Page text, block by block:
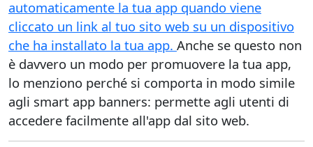
automaticamente la tua app quando viene
cliccato un link al tuo sito web su un dispositivo
che ha installato la tua app. Anche se questo non
è davvero un modo per promuovere la tua app,
lo menziono perché si comporta in modo simile
agli smart app banners: permette agli utenti di
accedere facilmente all'app dal sito web.